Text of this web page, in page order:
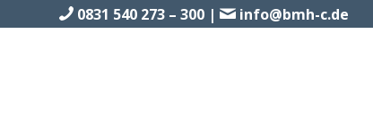
0831 540 273 – 300 | info@bmh-c.de